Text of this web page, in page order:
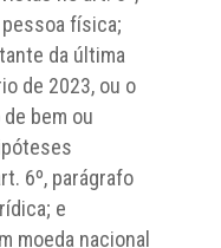
física;
da última
de 2023, ou o
bem ou
6º, parágrafo
e
moeda nacional